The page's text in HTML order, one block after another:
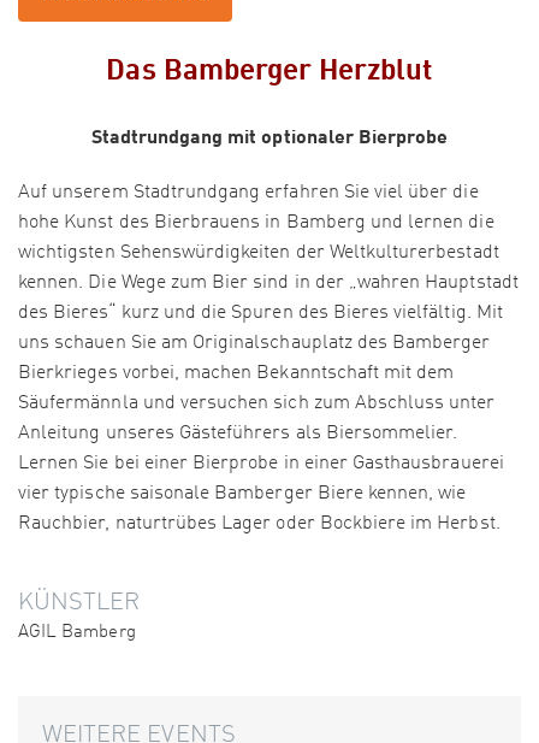
Das Bamberger Herzblut
Stadtrundgang mit optionaler Bierprobe
Auf unserem Stadtrundgang erfahren Sie viel über die
hohe Kunst des Bierbrauens in Bamberg und lernen die
wichtigsten Sehenswürdigkeiten der Weltkulturerbestadt
kennen. Die Wege zum Bier sind in der „wahren Hauptstadt
des Bieres“ kurz und die Spuren des Bieres vielfältig. Mit
uns schauen Sie am Originalschauplatz des Bamberger
Bierkrieges vorbei, machen Bekanntschaft mit dem
Säufermännla und versuchen sich zum Abschluss unter
Anleitung unseres Gästeführers als Biersommelier.
Lernen Sie bei einer Bierprobe in einer Gasthausbrauerei
vier typische saisonale Bamberger Biere kennen, wie
Rauchbier, naturtrübes Lager oder Bockbiere im Herbst.
KÜNSTLER
AGIL Bamberg
WEITERE EVENTS